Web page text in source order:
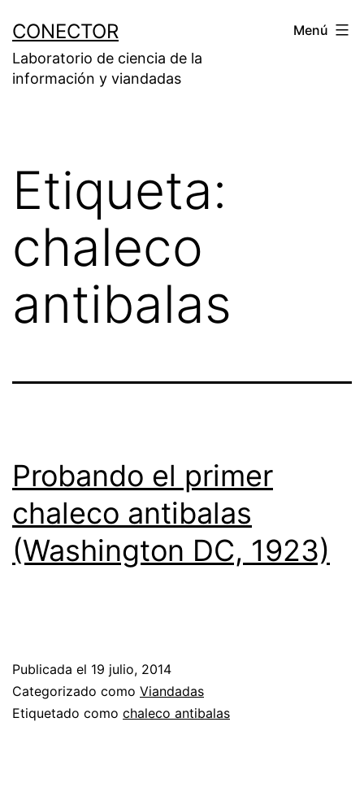
contenido
CONECTOR
Laboratorio de ciencia de la
información y viandadas
Menú
Etiqueta:
chaleco
antibalas
Probando el primer
chaleco antibalas
(Washington DC, 1923)
Publicada el 19 julio, 2014
Categorizado como Viandadas
Etiquetado como chaleco antibalas